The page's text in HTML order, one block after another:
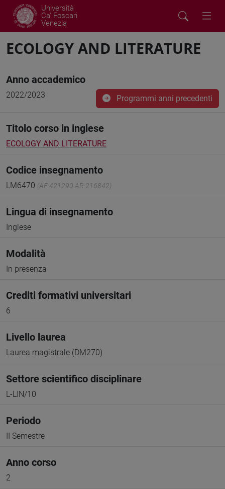
Università
Ca' Foscari
Venezia
ECOLOGY AND LITERATURE
Anno accademico
2022/2023 Programmi anni precedenti
Titolo corso in inglese
ECOLOGY AND LITERATURE
Codice insegnamento
LM6470 (AF:421290 AR:216842)
Lingua di insegnamento
Inglese
Modalità
In presenza
Crediti formativi universitari
6
Livello laurea
Laurea magistrale (DM270)
Settore scientifico disciplinare
L-LIN/10
Periodo
II Semestre
Anno corso
2